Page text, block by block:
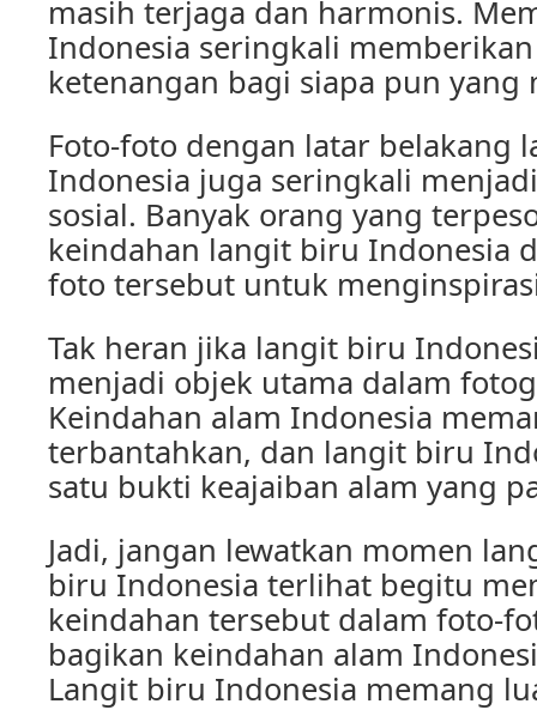
masih terjaga dan harmonis.
Indonesia seringkali
ketenangan bagi siapa pun yang
Foto-foto dengan latar belakang
Indonesia juga seringkali
sosial. Banyak orang yang
keindahan langit biru Indonesia
foto tersebut untuk
Tak heran jika langit biru
menjadi objek utama dalam
Keindahan alam Indonesia
terbantahkan, dan langit biru
satu bukti keajaiban alam yang
Jadi, jangan lewatkan momen
biru Indonesia terlihat begitu
keindahan tersebut dalam foto-
bagikan keindahan alam
Langit biru Indonesia memang